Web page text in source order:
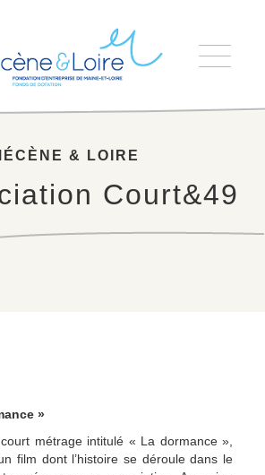
& LOIRE
Court&49
»
métrage intitulé « La dormance »,
film dont l’histoire se déroule dans le